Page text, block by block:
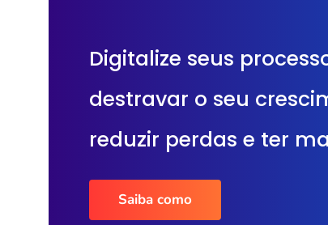
Digitalize seus
destravar o seu
reduzir perdas e ter
Saiba como